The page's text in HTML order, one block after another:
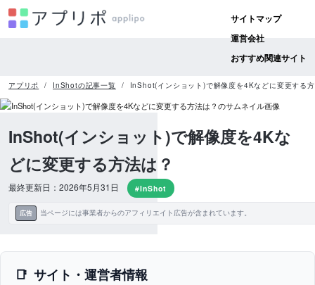
サイトマップ
運営会社
おすすめ関連サイト
アプリポ InShotの記事一覧 InShot(インショット)で解像度を4Kなどに変更する
InShot(インショット)で解像度を4Kな
どに変更する方法は？
最終更新日：2026年5月31日 #InShot
広告 当ページには事業者からのアフィリエイト広告が含まれています。
サイト・運営者情報